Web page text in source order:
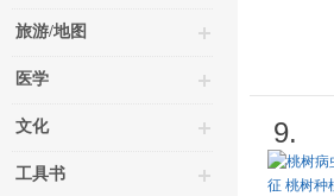
旅游/地图
医学
文化
工具书
9.